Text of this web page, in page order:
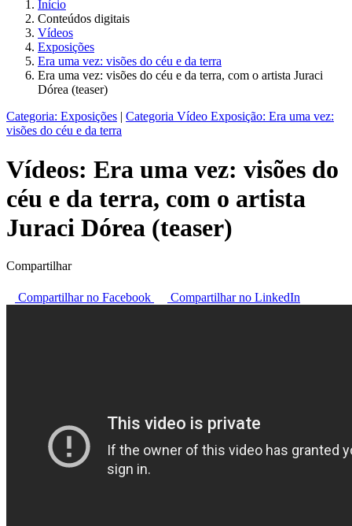
Início
Conteúdos digitais
Vídeos
Exposições
Era uma vez: visões do céu e da terra
Era uma vez: visões do céu e da terra, com o artista Juraci
Dórea (teaser)
Categoria: Exposições | Categoria Vídeo Exposição: Era uma vez:
visões do céu e da terra
Vídeos: Era uma vez: visões do
céu e da terra, com o artista
Juraci Dórea (teaser)
Compartilhar
Compartilhar no Facebook Compartilhar no LinkedIn